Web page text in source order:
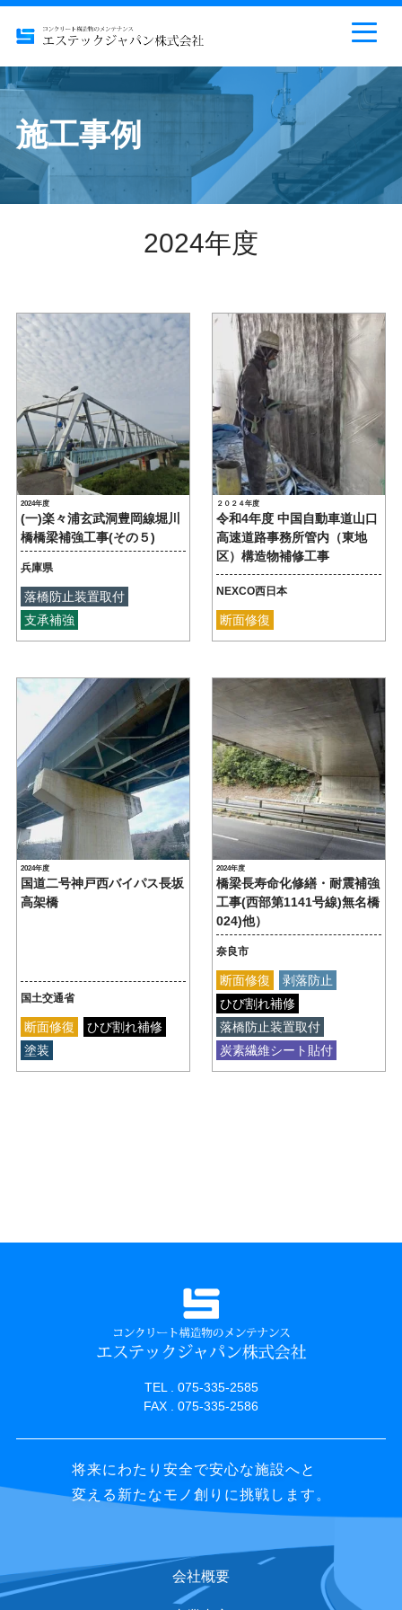
施工事例
2024年度
2024年度
(一)楽々浦玄武洞豊岡線堀川
橋橋梁補強工事(その５)
兵庫県
落橋防止装置取付
支承補強
２０２４年度
令和4年度 中国自動車道山口
高速道路事務所管内（東地
区）構造物補修工事
NEXCO西日本
断面修復
2024年度
国道二号神戸西バイパス長坂
高架橋
国土交通省
断面修復
ひび割れ補修
塗装
2024年度
橋梁長寿命化修繕・耐震補強
工事(西部第1141号線)無名橋
024)他）
奈良市
断面修復
剥落防止
ひび割れ補修
落橋防止装置取付
炭素繊維シート貼付
TEL . 075-335-2585
FAX . 075-335-2586
将来にわたり安全で安心な施設へと
変える新たなモノ創りに挑戦します。
会社概要